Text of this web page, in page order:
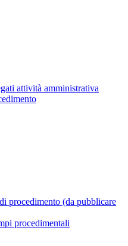
attività amministrativa
procedimento (da pubblicare
procedimentali